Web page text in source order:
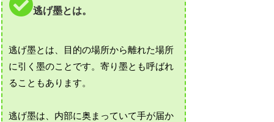
逃げ墨とは。
逃げ墨とは、目的の場所から離れた場所
に引く墨のことです。寄り墨とも呼ばれ
ることもあります。
逃げ墨は、内部に奥まっていて手が届か